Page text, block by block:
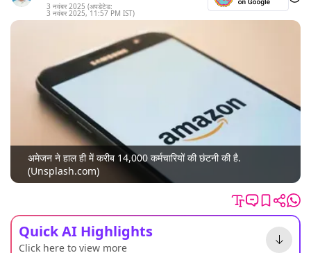
3 नवंबर 2025 (अपडेटेड:
3 नवंबर 2025, 11:57 PM IST)
अमेजन ने हाल ही में करीब 14,000 कर्मचारियों की छंटनी की है.
(Unsplash.com)
Quick AI Highlights
Click here to view more